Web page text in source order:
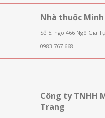
Nhà thuốc Minh
Số 5, ngõ 466 Ngô Gia
0983 767 668
Công ty TNHH
Trang